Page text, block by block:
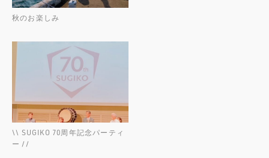
秋のお楽しみ
\\ SUGIKO 70周年記念パーティ
ー //